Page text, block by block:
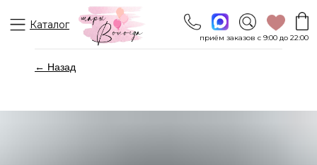
Каталог
приём заказов с 9:00 до 22:00
← Назад